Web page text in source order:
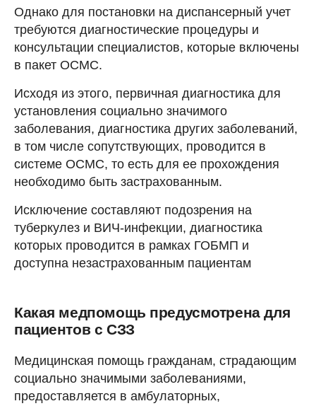
Однако для постановки на диспансерный учет
требуются диагностические процедуры и
консультации специалистов, которые включены
в пакет ОСМС.
Исходя из этого, первичная диагностика для
установления социально значимого
заболевания, диагностика других заболеваний,
в том числе сопутствующих, проводится в
системе ОСМС, то есть для ее прохождения
необходимо быть застрахованным.
Исключение составляют подозрения на
туберкулез и ВИЧ-инфекции, диагностика
которых проводится в рамках ГОБМП и
доступна незастрахованным пациентам
Какая медпомощь предусмотрена для
пациентов с СЗЗ
Медицинская помощь гражданам, страдающим
социально значимыми заболеваниями,
предоставляется в амбулаторных,